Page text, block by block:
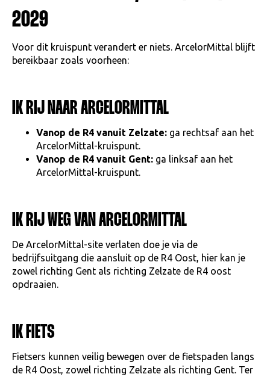
2029
Voor dit kruispunt verandert er niets. ArcelorMittal blijft
bereikbaar zoals voorheen:
IK RIJ NAAR ARCELORMITTAL
Vanop de R4 vanuit Zelzate: ga rechtsaf aan het
ArcelorMittal-kruispunt.
Vanop de R4 vanuit Gent: ga linksaf aan het
ArcelorMittal-kruispunt.
IK RIJ WEG VAN ARCELORMITTAL
De ArcelorMittal-site verlaten doe je via de
bedrijfsuitgang die aansluit op de R4 Oost, hier kan je
zowel richting Gent als richting Zelzate de R4 oost
opdraaien.
IK FIETS
Fietsers kunnen veilig bewegen over de fietspaden langs
de R4 Oost, zowel richting Zelzate als richting Gent. Ter